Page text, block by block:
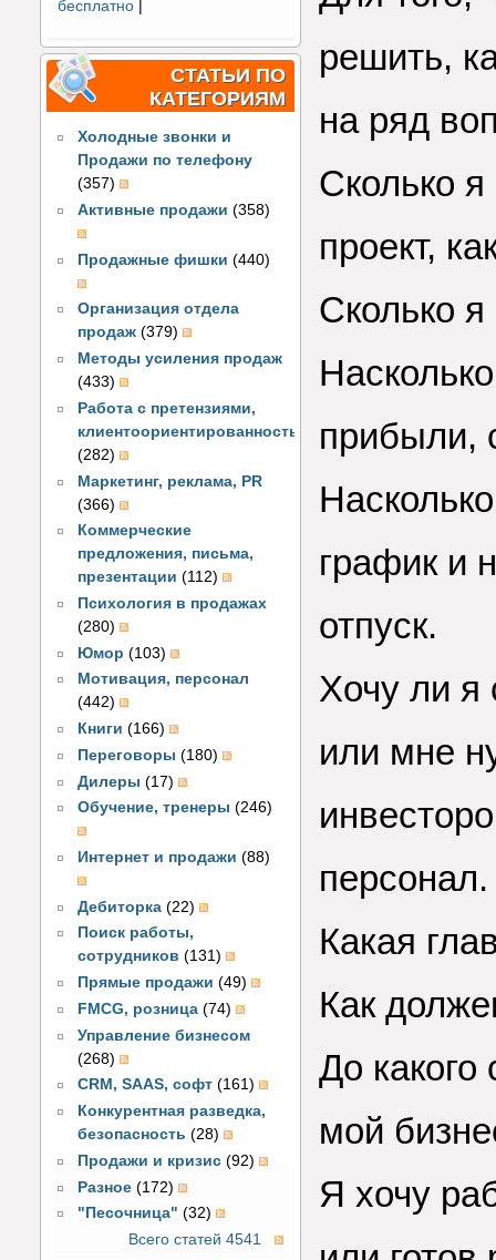
бесплатно |
СТАТЬИ ПО
КАТЕГОРИЯМ
Холодные звонки и
Продажи по телефону
(357)
Активные продажи (358)
Продажные фишки (440)
Организация отдела
продаж (379)
Методы усиления продаж
(433)
Работа с претензиями,
клиентоориентированность
(282)
Маркетинг, реклама, PR
(366)
Коммерческие
предложения, письма,
презентации (112)
Психология в продажах
(280)
Юмор (103)
Мотивация, персонал
(442)
Книги (166)
Переговоры (180)
Дилеры (17)
Обучение, тренеры (246)
Интернет и продажи (88)
Дебиторка (22)
Поиск работы,
сотрудников (131)
Прямые продажи (49)
FMCG, розница (74)
Управление бизнесом
(268)
CRM, SAAS, софт (161)
Конкурентная разведка,
безопасность (28)
Продажи и кризис (92)
Разное (172)
"Песочница" (32)
Всего статей 4541
решить,
на ряд
Сколько я
проект,
Сколько я
прибыли,
график и
отпуск.
Хочу ли я
или мне
персонал.
Какая
Как
До какого
мой
Я хочу